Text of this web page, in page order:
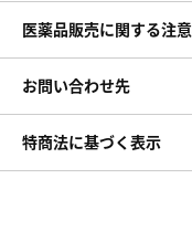
医薬品販売に関する注
お問い合わせ先
特商法に基づく表示